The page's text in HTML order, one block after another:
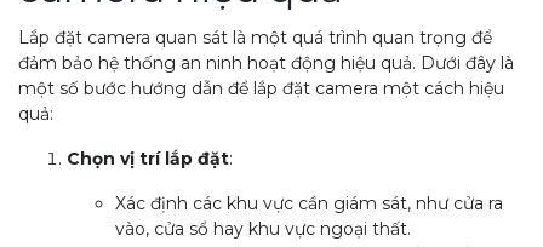
Lắp đặt camera quan sát là một quá trình quan trọng để
đảm bảo hệ thống an ninh hoạt động hiệu quả. Dưới đây là
một số bước hướng dẫn để lắp đặt camera một cách hiệu
quả:
Chọn vị trí lắp đặt:
Xác định các khu vực cần giám sát, như cửa ra
vào, cửa sổ hay khu vực ngoại thất.